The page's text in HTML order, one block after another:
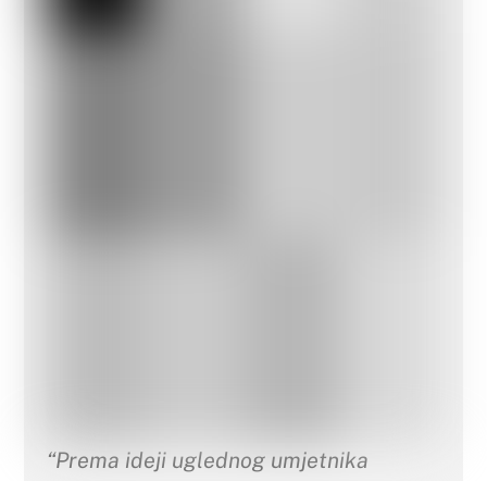
“Prema ideji uglednog umjetnika